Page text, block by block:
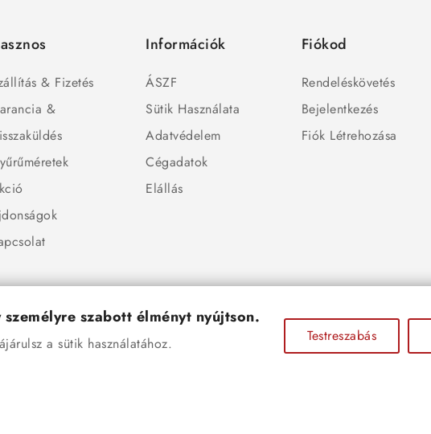
& Fizetés
&
Információk
ÁSZF
Sütik Használata
Adatvédelem
Cégadatok
Elállás
Fiókod
Rendeléskövetés
Bejelentkezés
Fiók Létrehozása
szabott élményt nyújtson.
a sütik használatához. Testreszabás